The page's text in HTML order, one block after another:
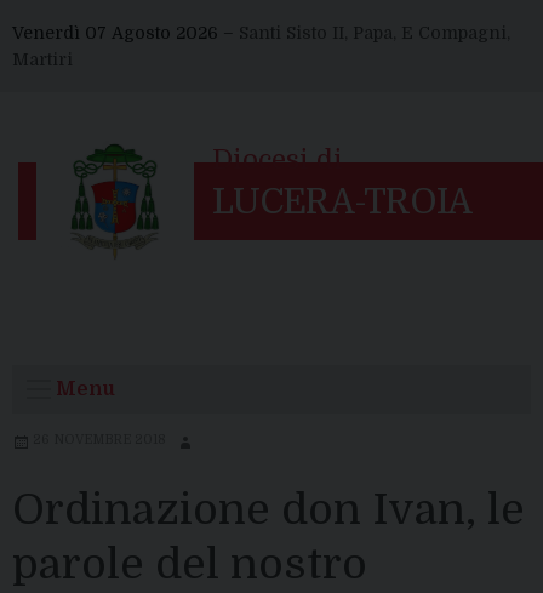
to
content
Venerdì 07 Agosto 2026 – Santi Sisto II, Papa, E Compagni,
Martiri
Menu
Ordinazione don Ivan, le
parole del nostro